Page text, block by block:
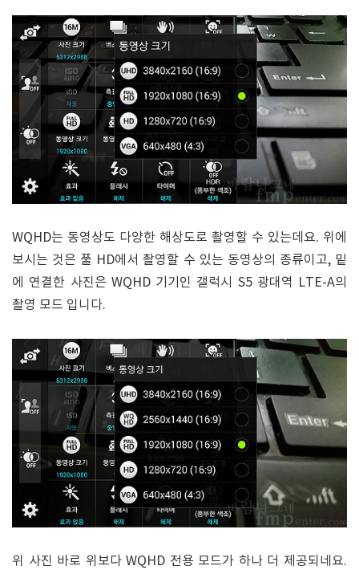
WQHD는 동영상도 다양한 해상도로 촬영할 수 있는데요. 위에
보시는 것은 풀 HD에서 촬영할 수 있는 동영상의 종류이고, 밑
에 연결한 사진은 WQHD 기기인 갤럭시 S5 광대역 LTE-A의
촬영 모드 입니다.
위 사진 바로 위보다 WQHD 전용 모드가 하나 더 제공되네요.